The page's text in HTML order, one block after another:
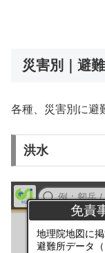
災害別｜避
各種、災害別に避
洪水